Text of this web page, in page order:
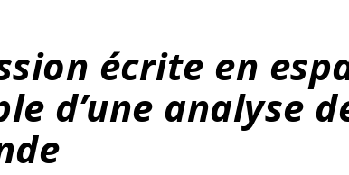
écrite en
d’une analyse